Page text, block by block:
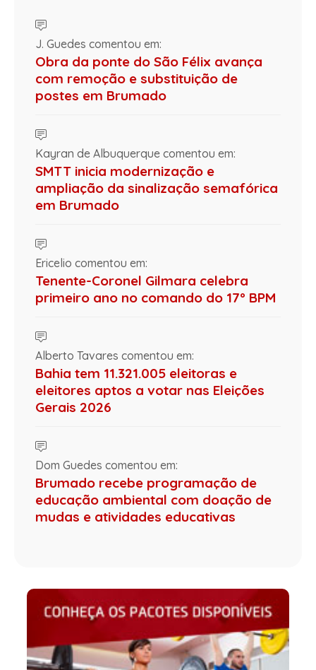
J. Guedes comentou em:
Obra da ponte do São Félix avança
com remoção e substituição de
postes em Brumado
Kayran de Albuquerque comentou em:
SMTT inicia modernização e
ampliação da sinalização semafórica
em Brumado
Ericelio comentou em:
Tenente-Coronel Gilmara celebra
primeiro ano no comando do 17º BPM
Alberto Tavares comentou em:
Bahia tem 11.321.005 eleitoras e
eleitores aptos a votar nas Eleições
Gerais 2026
Dom Guedes comentou em:
Brumado recebe programação de
educação ambiental com doação de
mudas e atividades educativas